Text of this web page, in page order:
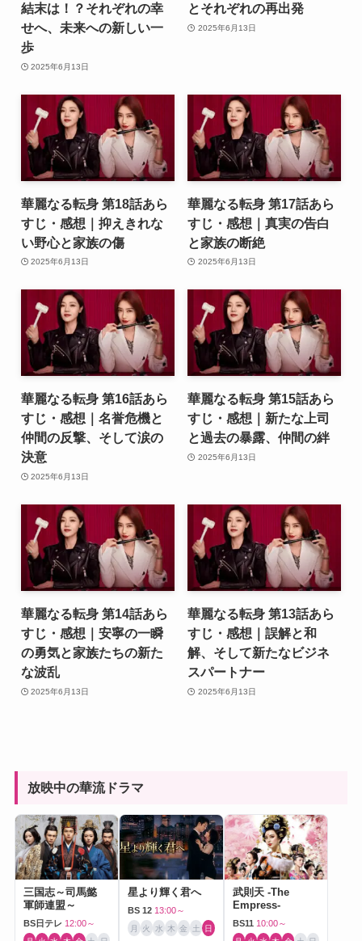
結末は！？それぞれの幸
せへ、未来への新しい一
歩
2025年6月13日
とそれぞれの再出発
2025年6月13日
華麗なる転身 第18話あら
すじ・感想｜抑えきれな
い野心と家族の傷
2025年6月13日
華麗なる転身 第17話あら
すじ・感想｜真実の告白
と家族の断絶
2025年6月13日
華麗なる転身 第16話あら
すじ・感想｜名誉危機と
仲間の反撃、そして涙の
決意
2025年6月13日
華麗なる転身 第15話あら
すじ・感想｜新たな上司
と過去の暴露、仲間の絆
2025年6月13日
華麗なる転身 第14話あら
すじ・感想｜安寧の一瞬
の勇気と家族たちの新た
な波乱
2025年6月13日
華麗なる転身 第13話あら
すじ・感想｜誤解と和
解、そして新たなビジネ
スパートナー
2025年6月13日
放映中の華流ドラマ
三国志～司馬懿
軍師連盟～
BS日テレ 12:00～
星より輝く君へ
BS 12 13:00～
月 火 水 木 金 土 日
武則天 -The
Empress-
BS11 10:00～